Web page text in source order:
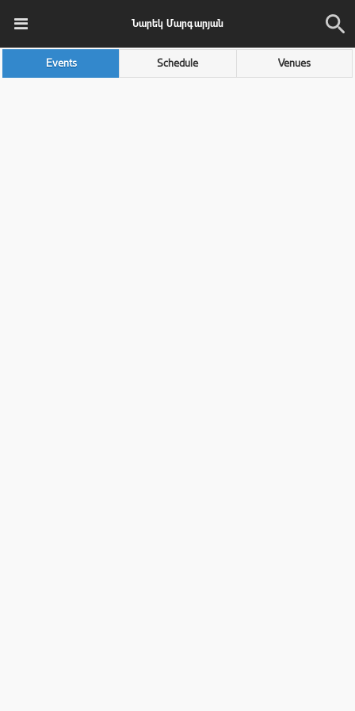
Նարեկ Մարգարյան
Events Schedule Venues